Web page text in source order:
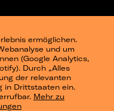
ermöglichen.
und um
(Google Analytics,
Durch „Alles
der relevanten
in Drittstaaten ein.
Mehr zu